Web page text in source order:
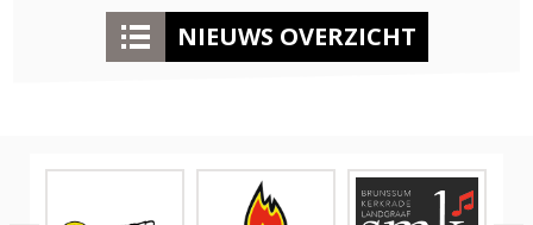
NIEUWS OVERZICHT